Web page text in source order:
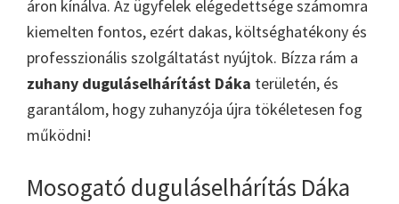
áron kínálva. Az ügyfelek elégedettsége számomra
kiemelten fontos, ezért dakas, költséghatékony és
professzionális szolgáltatást nyújtok. Bízza rám a
zuhany duguláselhárítást Dáka területén, és
garantálom, hogy zuhanyzója újra tökéletesen fog
működni!
Mosogató duguláselhárítás Dáka